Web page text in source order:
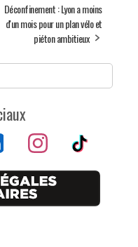
Déconfinement : Lyon a moins
d'un mois pour un plan vélo et
piéton ambitieux